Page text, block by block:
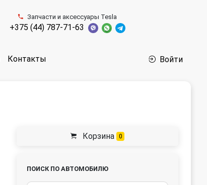
Запчасти и аксессуары Tesla
+375 (44) 787-71-63
Контакты Войти
Корзина 0
ПОИСК ПО АВТОМОБИЛЮ